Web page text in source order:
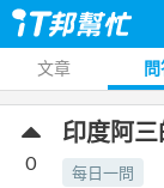
文章
印度阿三
每日一問
0